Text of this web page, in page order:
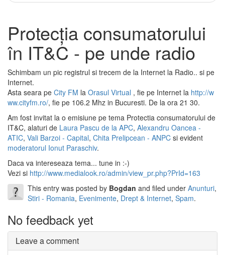
Protecţia consumatorului
în IT&C - pe unde radio
Schimbam un pic registrul si trecem de la Internet la Radio.. si pe
Internet.
Asta seara pe City FM la Orasul Virtual , fie pe Internet la http://w
ww.cityfm.ro/, fie pe 106.2 Mhz in Bucuresti. De la ora 21 30.
Am fost invitat la o emisiune pe tema Protectia consumatorului de
IT&C, alaturi de Laura Pascu de la APC, Alexandru Oancea -
ATIC, Vali Barzoi - Capital, Chita Prelipcean - ANPC si evident
moderatorul Ionut Paraschiv.
Daca va intereseaza tema... tune in :-)
Vezi si http://www.medialook.ro/admin/view_pr.php?PrId=163
This entry was posted by Bogdan and filed under Anunturi,
Stiri - Romania, Evenimente, Drept & Internet, Spam.
No feedback yet
Leave a comment